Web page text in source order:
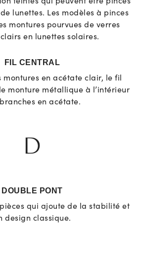
lunettes. Les modèles à pinces
montures pourvues de verres
en lunettes solaires.
FIL CENTRAL
montures en acétate clair, le fil
monture métallique à l’intérieur
en acétate.
D
DOUBLE PONT
qui ajoute de la stabilité et
design classique.